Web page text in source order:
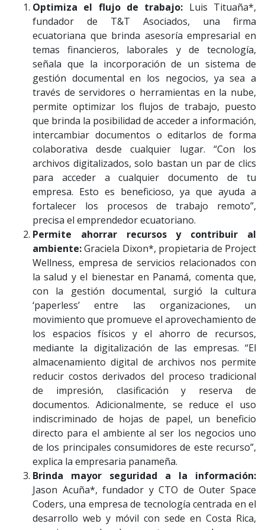
Optimiza el flujo de trabajo: Luis Tituaña*,
fundador de T&T Asociados, una firma
ecuatoriana que brinda asesoría empresarial en
temas financieros, laborales y de tecnología,
señala que la incorporación de un sistema de
gestión documental en los negocios, ya sea a
través de servidores o herramientas en la nube,
permite optimizar los flujos de trabajo, puesto
que brinda la posibilidad de acceder a información,
intercambiar documentos o editarlos de forma
colaborativa desde cualquier lugar. “Con los
archivos digitalizados, solo bastan un par de clics
para acceder a cualquier documento de tu
empresa. Esto es beneficioso, ya que ayuda a
fortalecer los procesos de trabajo remoto”,
precisa el emprendedor ecuatoriano.
Permite ahorrar recursos y contribuir al
ambiente:Graciela Dixon*, propietaria de Project
Wellness, empresa de servicios relacionados con
la salud y el bienestar en Panamá, comenta que,
con la gestión documental, surgió la cultura
‘paperless’ entre las organizaciones, un
movimiento que promueve el aprovechamiento de
los espacios físicos y el ahorro de recursos,
mediante la digitalización de las empresas. “El
almacenamiento digital de archivos nos permite
reducir costos derivados del proceso tradicional
de impresión, clasificación y reserva de
documentos. Adicionalmente, se reduce el uso
indiscriminado de hojas de papel, un beneficio
directo para el ambiente al ser los negocios uno
de los principales consumidores de este recurso”,
explica la empresaria panameña.
Brinda mayor seguridad a la información:
Jason Acuña*, fundador y CTO de Outer Space
Coders, una empresa de tecnología centrada en el
desarrollo web y móvil con sede en Costa Rica,